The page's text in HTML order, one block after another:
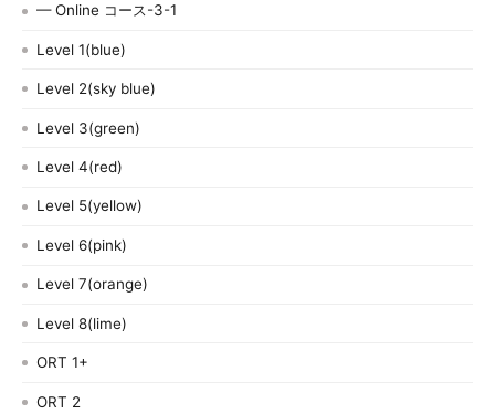
— Online コース-3-1
Level 1(blue)
Level 2(sky blue)
Level 3(green)
Level 4(red)
Level 5(yellow)
Level 6(pink)
Level 7(orange)
Level 8(lime)
ORT 1+
ORT 2